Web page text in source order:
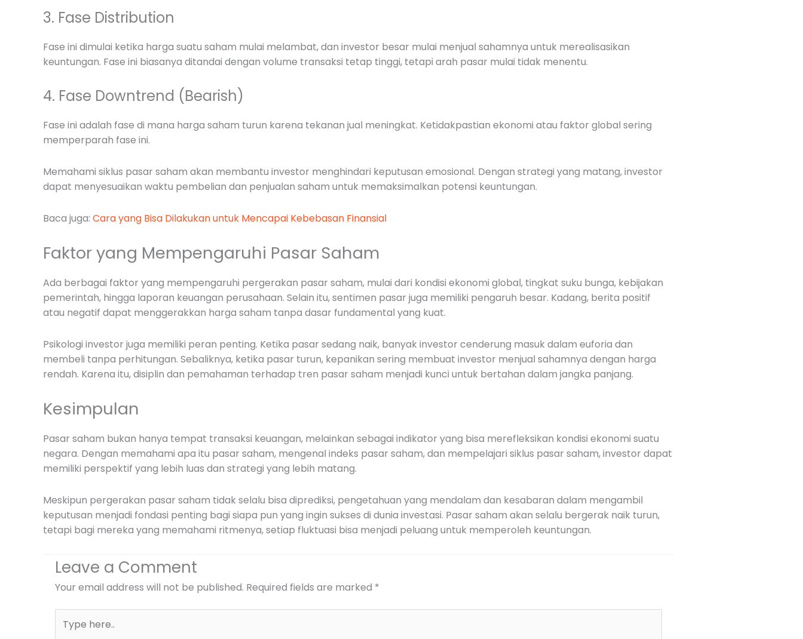
3. Fase Distribution
Fase ini dimulai ketika harga suatu saham mulai melambat, dan investor besar mulai menjual sahamnya untuk merealisasikan
keuntungan. Fase ini biasanya ditandai dengan volume transaksi tetap tinggi, tetapi arah pasar mulai tidak menentu.
4. Fase Downtrend (Bearish)
Fase ini adalah fase di mana harga saham turun karena tekanan jual meningkat. Ketidakpastian ekonomi atau faktor global sering
memperparah fase ini.
Memahami siklus pasar saham akan membantu investor menghindari keputusan emosional. Dengan strategi yang matang, investor
dapat menyesuaikan waktu pembelian dan penjualan saham untuk memaksimalkan potensi keuntungan.
Baca juga: Cara yang Bisa Dilakukan untuk Mencapai Kebebasan Finansial
Faktor yang Mempengaruhi Pasar Saham
Ada berbagai faktor yang mempengaruhi pergerakan pasar saham, mulai dari kondisi ekonomi global, tingkat suku bunga, kebijakan
pemerintah, hingga laporan keuangan perusahaan. Selain itu, sentimen pasar juga memiliki pengaruh besar. Kadang, berita positif
atau negatif dapat menggerakkan harga saham tanpa dasar fundamental yang kuat.
Psikologi investor juga memiliki peran penting. Ketika pasar sedang naik, banyak investor cenderung masuk dalam euforia dan
membeli tanpa perhitungan. Sebaliknya, ketika pasar turun, kepanikan sering membuat investor menjual sahamnya dengan harga
rendah. Karena itu, disiplin dan pemahaman terhadap tren pasar saham menjadi kunci untuk bertahan dalam jangka panjang.
Kesimpulan
Pasar saham bukan hanya tempat transaksi keuangan, melainkan sebagai indikator yang bisa merefleksikan kondisi ekonomi suatu
negara. Dengan memahami apa itu pasar saham, mengenal indeks pasar saham, dan mempelajari siklus pasar saham, investor dapat
memiliki perspektif yang lebih luas dan strategi yang lebih matang.
Meskipun pergerakan pasar saham tidak selalu bisa diprediksi, pengetahuan yang mendalam dan kesabaran dalam mengambil
keputusan menjadi fondasi penting bagi siapa pun yang ingin sukses di dunia investasi. Pasar saham akan selalu bergerak naik turun,
tetapi bagi mereka yang memahami ritmenya, setiap fluktuasi bisa menjadi peluang untuk memperoleh keuntungan.
Leave a Comment
Your email address will not be published. Required fields are marked *
here..